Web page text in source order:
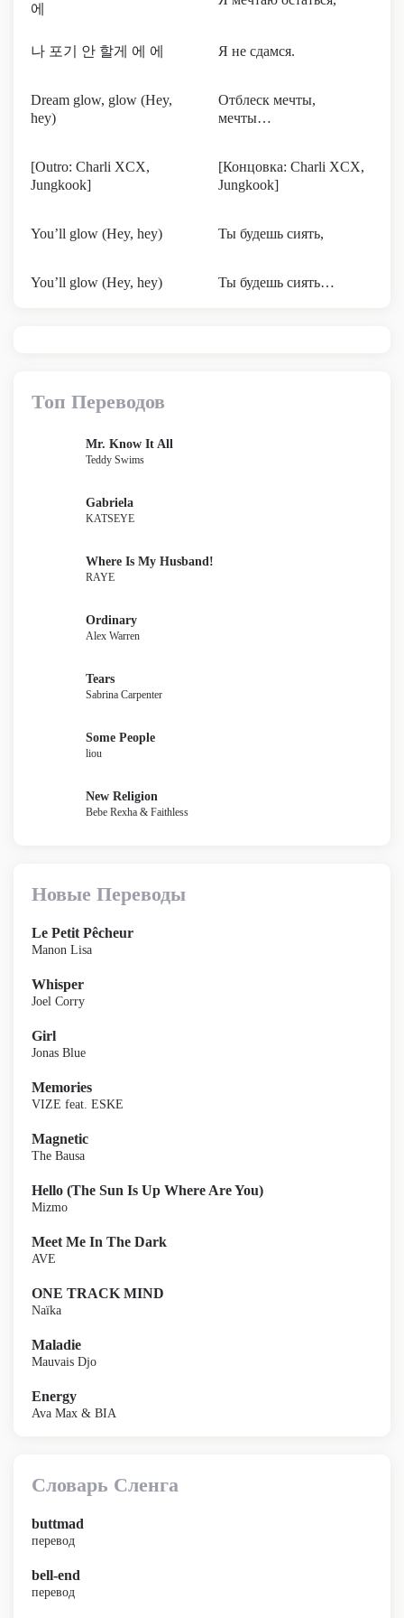
에
나 포기 안 할게 에 에 Я не сдамся.
Dream glow, glow (Hey,
hey)
Отблеск мечты,
мечты…
[Outro: Charli XCX,
Jungkook]
[Концовка: Charli XCX,
Jungkook]
You’ll glow (Hey, hey) Ты будешь сиять,
You’ll glow (Hey, hey) Ты будешь сиять…
Топ Переводов
Mr. Know It All
Teddy Swims
Gabriela
KATSEYE
Where Is My Husband!
RAYE
Ordinary
Alex Warren
Tears
Sabrina Carpenter
Some People
liou
New Religion
Bebe Rexha & Faithless
Новые Переводы
Le Petit Pêcheur
Manon Lisa
Whisper
Joel Corry
Girl
Jonas Blue
Memories
VIZE feat. ESKE
Magnetic
The Bausa
Hello (The Sun Is Up Where Are You)
Mizmo
Meet Me In The Dark
AVE
ONE TRACK MIND
Naïka
Maladie
Mauvais Djo
Energy
Ava Max & BIA
Словарь Сленга
buttmad
перевод
bell-end
перевод